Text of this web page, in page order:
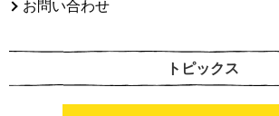
お問い合わせ
トピックス